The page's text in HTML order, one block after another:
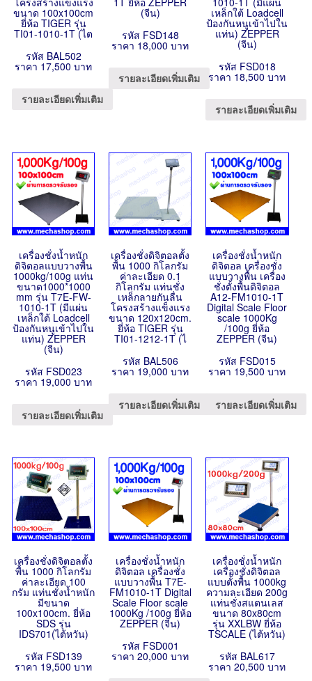
ขนาด 100x100cm
ยี่ห้อ TIGER รุ่น
TI01-1010-1T (ไต
รหัส BAL502
ราคา 17,500 บาท
รายละเอียดเพิ่มเติม
(จีน)
รหัส FSD148
ราคา 18,000 บาท
รายละเอียดเพิ่มเติม
เหล็กใต้ Loadcell
ป้องกันหนูเข้าไปใน
แท่น) ZEPPER
(จีน)
รหัส FSD018
ราคา 18,500 บาท
รายละเอียดเพิ่มเติม
เครื่องชั่งน้ำหนัก
ดิจิตอลแบบวางพื้น
1000kg/100g แท่น
ขนาด1000*1000
mm รุ่น T7E-FW-
1010-1T (มีแผ่น
เหล็กใต้ Loadcell
ป้องกันหนูเข้าไปใน
แท่น) ZEPPER
(จีน)
รหัส FSD023
ราคา 19,000 บาท
รายละเอียดเพิ่มเติม
เครื่องชั่งดิจิตอลตั้ง
พื้น 1000 กิโลกรัม
ค่าละเอียด 0.1
กิโลกรัม แท่นชั่ง
เหล็กลายกันลื่น
โครงสร้างแข็งแรง
ขนาด 120x120cm.
ยี่ห้อ TIGER รุ่น
TI01-1212-1T (ไ
รหัส BAL506
ราคา 19,000 บาท
รายละเอียดเพิ่มเติม
เครื่องชั่งน้ำหนัก
ดิจิตอล เครื่องชั่ง
แบบวางพื้น เครื่อง
ชั่งตั้งพื้นดิจิตอล
A12-FM1010-1T
Digital Scale Floor
scale 1000Kg
/100g ยี่ห้อ
ZEPPER (จีน)
รหัส FSD015
ราคา 19,500 บาท
รายละเอียดเพิ่มเติม
เครื่องชั่งดิจิตอลตั้ง
พื้น 1000 กิโลกรัม
ค่าละเอียด 100
กรัม แท่นชั่งน้ำหนัก
มีขนาด
100x100cm. ยี่ห้อ
SDS รุ่น
IDS701(ไต้หวัน)
รหัส FSD139
ราคา 19,500 บาท
เครื่องชั่งน้ำหนัก
ดิจิตอล เครื่องชั่ง
แบบวางพื้น T7E-
FM1010-1T Digital
Scale Floor scale
1000Kg /100g ยี่ห้อ
ZEPPER (จีน)
รหัส FSD001
ราคา 20,000 บาท
เครื่องชั่งน้ำหนัก
เครื่องชั่งดิจิตอล
แบบตั้งพื้น 1000kg
ความละเอียด 200g
แท่นชั่งสแตนเลส
ขนาด 80x80cm
รุ่น XXLBW ยี่ห้อ
TSCALE (ไต้หวัน)
รหัส BAL617
ราคา 20,500 บาท